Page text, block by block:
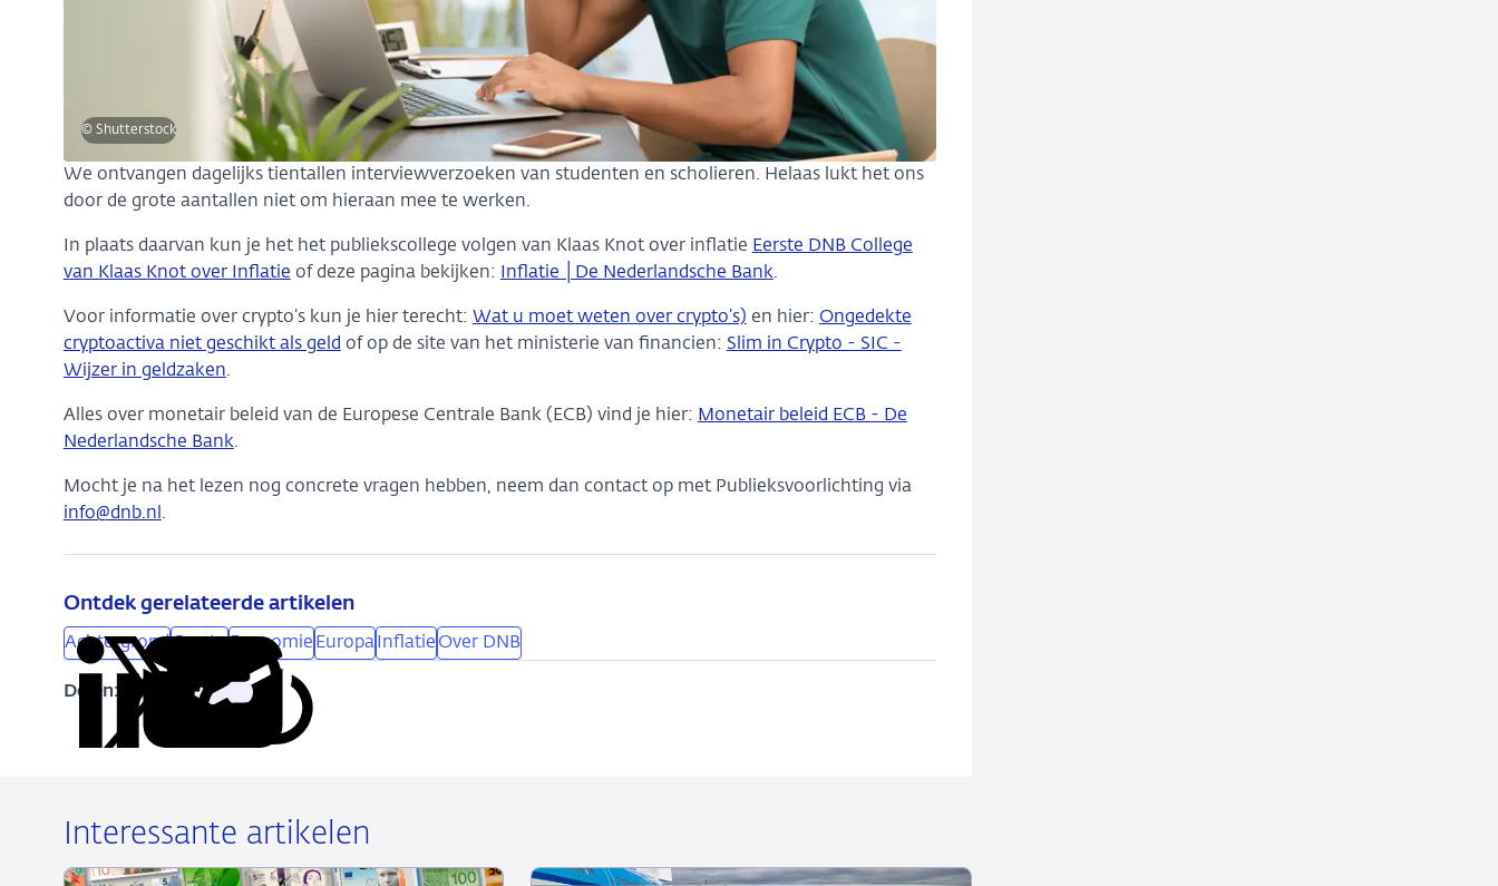
© Shutterstock
We ontvangen dagelijks tientallen interviewverzoeken van studenten en scholieren. Helaas lukt het ons
door de grote aantallen niet om hieraan mee te werken.
In plaats daarvan kun je het het publiekscollege volgen van Klaas Knot over inflatie Eerste DNB College
van Klaas Knot over Inflatie of deze pagina bekijken: Inflatie │De Nederlandsche Bank.
Voor informatie over crypto’s kun je hier terecht: Wat u moet weten over crypto’s) en hier: Ongedekte
cryptoactiva niet geschikt als geld of op de site van het ministerie van financien: Slim in Crypto - SIC -
Wijzer in geldzaken.
Alles over monetair beleid van de Europese Centrale Bank (ECB) vind je hier: Monetair beleid ECB - De
Nederlandsche Bank.
Mocht je na het lezen nog concrete vragen hebben, neem dan contact op met Publieksvoorlichting via
info@dnb.nl.
Ontdek gerelateerde artikelen
Achtergrond Economie Europa Inflatie Over DNB
Delen:
Deel
via
DeelDeelKopieer
Interessante artikelen